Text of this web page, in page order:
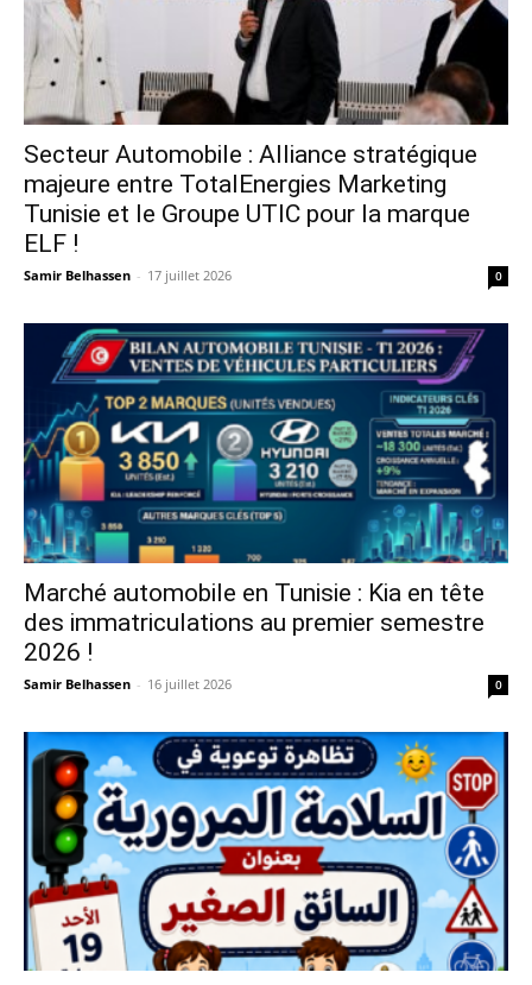
Secteur Automobile : Alliance stratégique
majeure entre TotalEnergies Marketing
Tunisie et le Groupe UTIC pour la marque
ELF !
Samir Belhassen - 17 juillet 2026 0
Marché automobile en Tunisie : Kia en tête
des immatriculations au premier semestre
2026 !
Samir Belhassen - 16 juillet 2026 0